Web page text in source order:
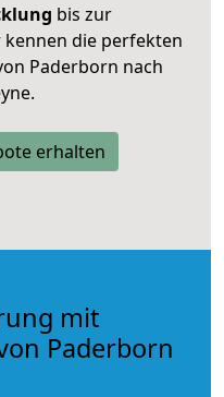
bis zur
kennen die perfekten
Paderborn nach
erhalten
mit
Paderborn